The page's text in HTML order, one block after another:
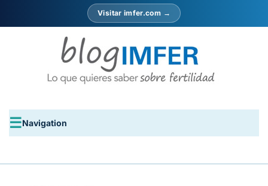
Visitar imfer.com →
Navigation